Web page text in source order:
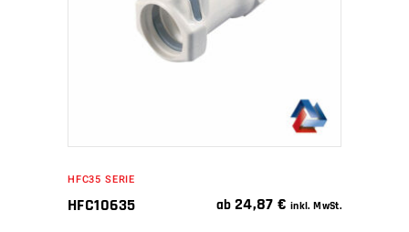
WEITERLESEN
HFC35 SERIE
HFC10635 ab 24,87€ inkl. MwSt.